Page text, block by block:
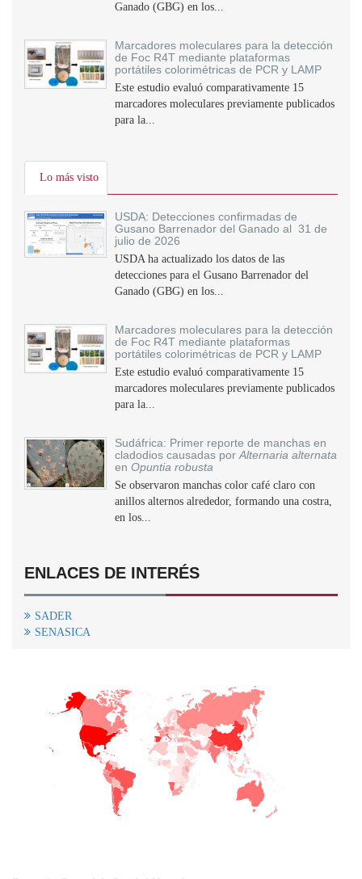
Ganado (GBG) en los...
Marcadores moleculares para la detección
de Foc R4T mediante plataformas
portátiles colorimétricas de PCR y LAMP
Este estudio evaluó comparativamente 15
marcadores moleculares previamente publicados
para la...
Lo más visto
USDA: Detecciones confirmadas de
Gusano Barrenador del Ganado al 31 de
julio de 2026
USDA ha actualizado los datos de las
detecciones para el Gusano Barrenador del
Ganado (GBG) en los...
Marcadores moleculares para la detección
de Foc R4T mediante plataformas
portátiles colorimétricas de PCR y LAMP
Este estudio evaluó comparativamente 15
marcadores moleculares previamente publicados
para la...
Sudáfrica: Primer reporte de manchas en
cladodios causadas por Alternaria alternata
en Opuntia robusta
Se observaron manchas color café claro con
anillos alternos alrededor, formando una costra,
en los...
ENLACES DE INTERÉS
SADER
SENASICA